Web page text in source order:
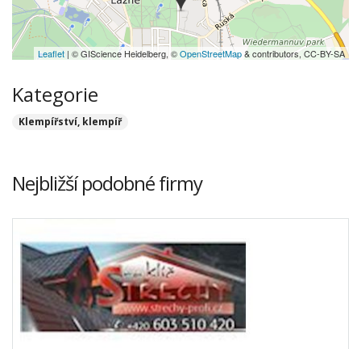
Leaflet | © GIScience Heidelberg, ©OpenStreetMap& contributors, CC-BY-SA
Kategorie
Klempířství, klempíř
Nejbližší podobné firmy